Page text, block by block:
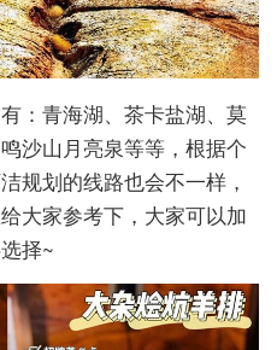
：青海湖、茶卡盐湖、莫
沙山月亮泉等等，根据个
规划的线路也会不一样，
大家参考下，大家可以加
择~